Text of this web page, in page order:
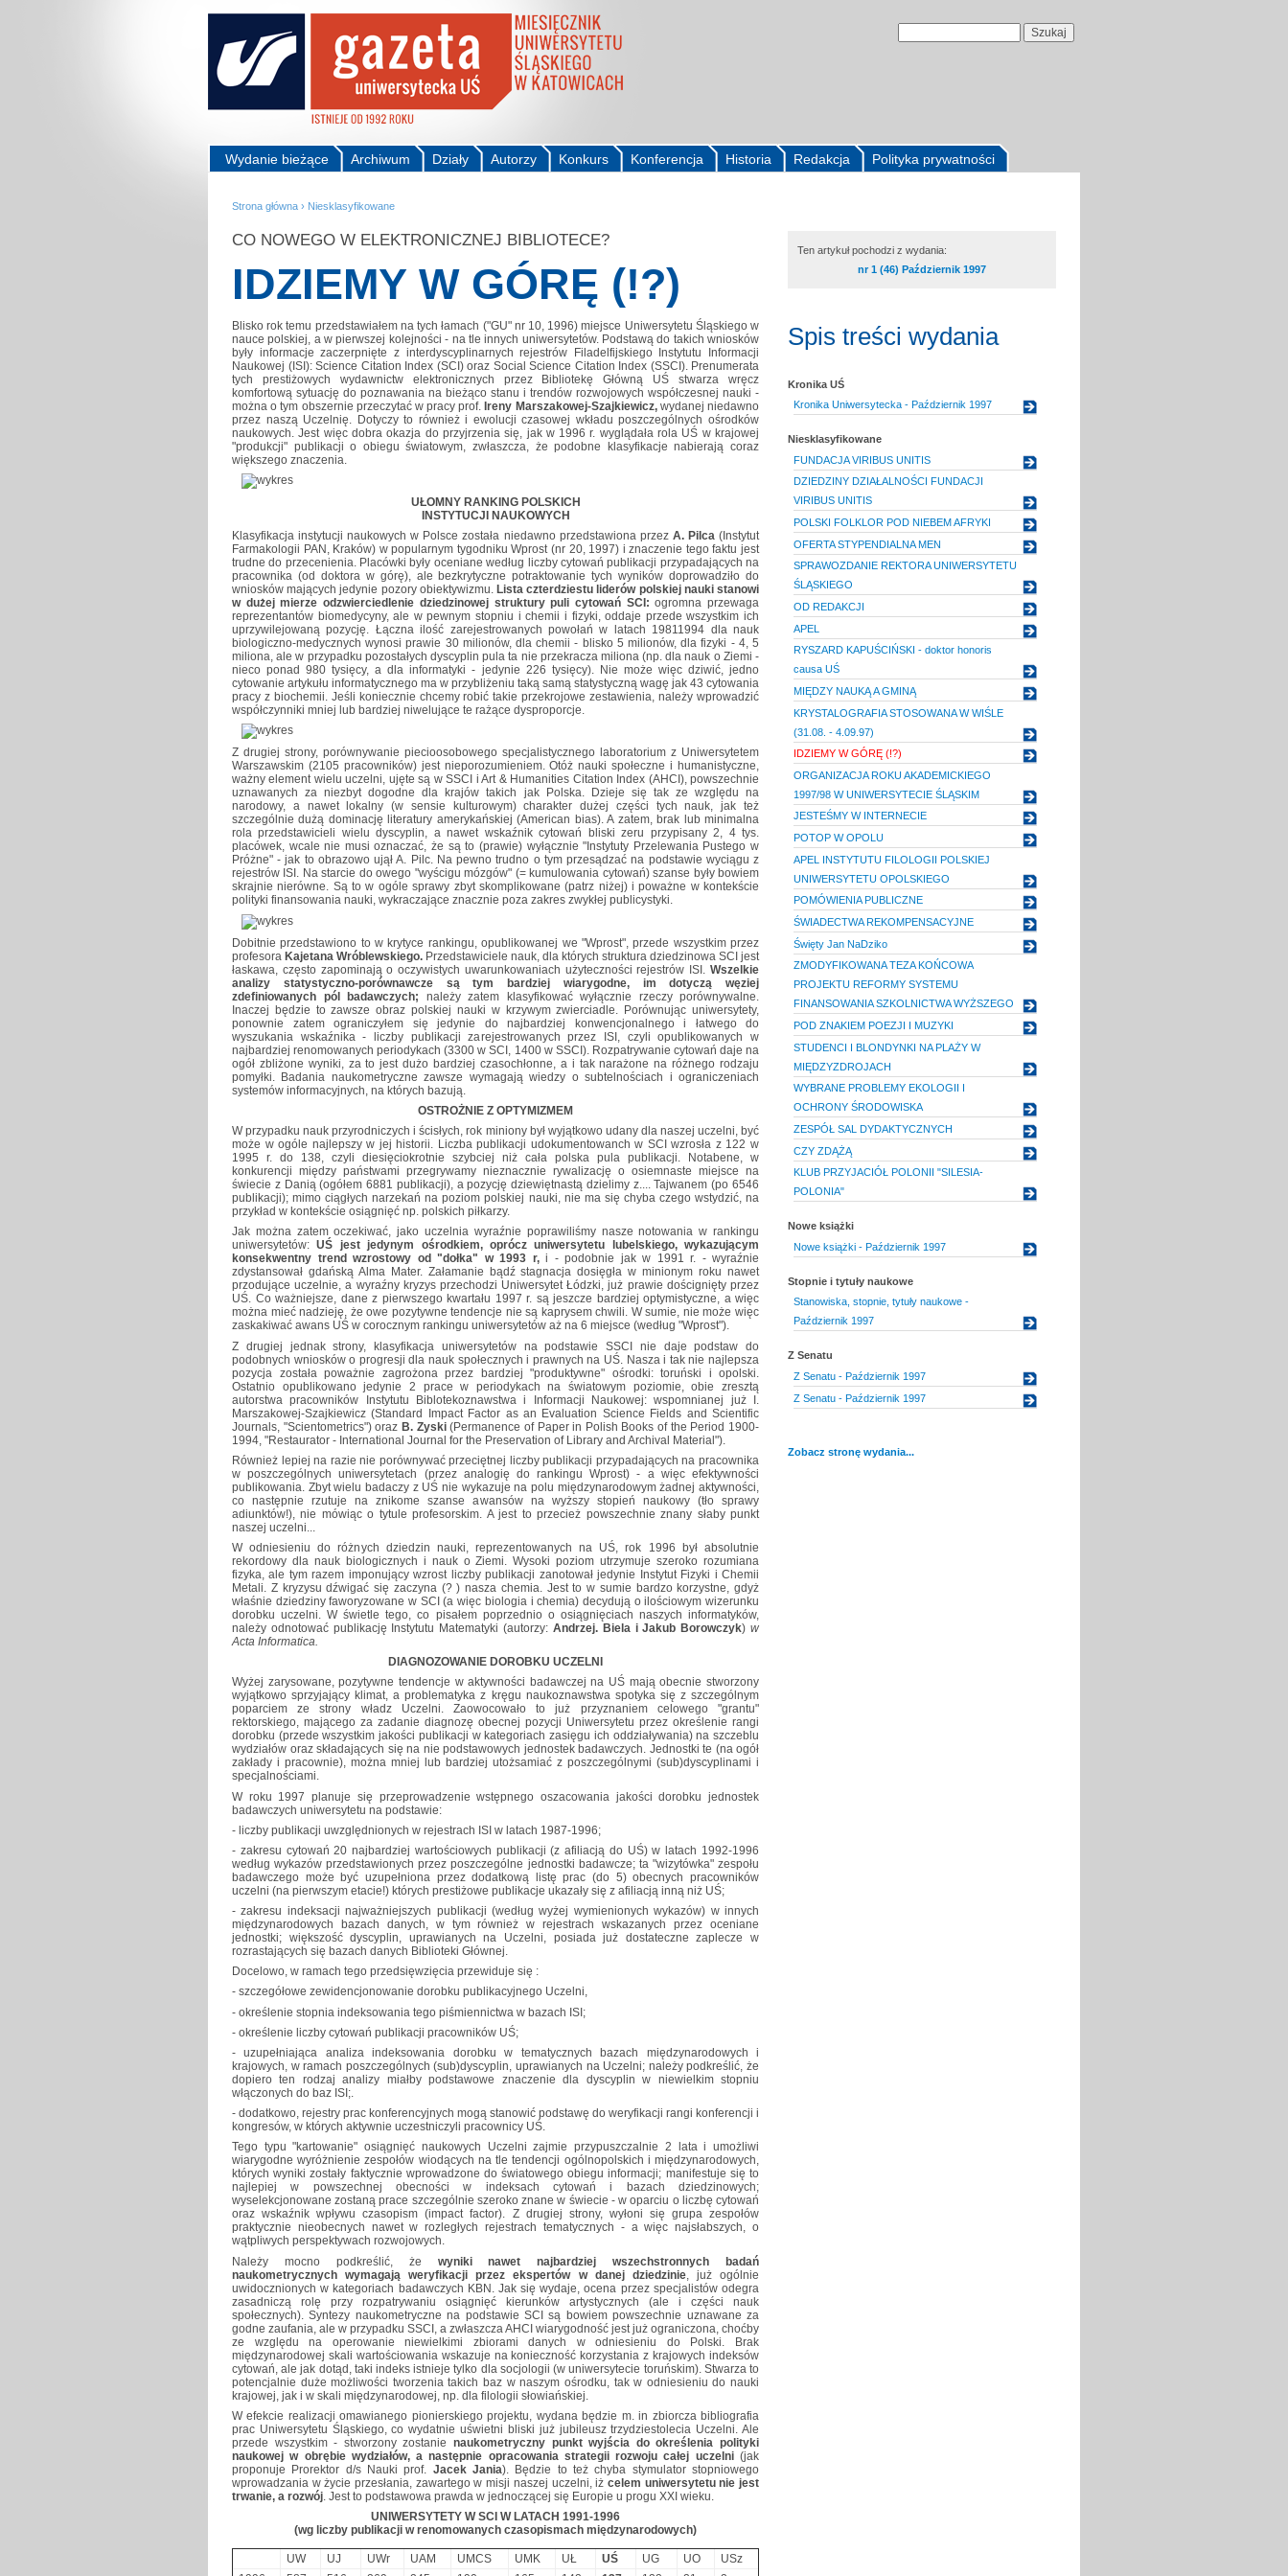
Polityka prywatności
Redakcja
Historia
Konferencja
Konkurs
Autorzy
Działy
Archiwum
Wydanie bieżące
Strona główna › Niesklasyfikowane
CO NOWEGO W ELEKTRONICZNEJ BIBLIOTECE?
IDZIEMY W GÓRĘ (!?)
Blisko rok temu przedstawiałem na tych łamach ("GU" nr 10, 1996) miejsce Uniwersytetu Śląskiego w
nauce polskiej, a w pierwszej kolejności - na tle innych uniwersytetów. Podstawą do takich wniosków
były informacje zaczerpnięte z interdyscyplinarnych rejestrów Filadelfijskiego Instytutu Informacji
Naukowej (ISI): Science Citation Index (SCI) oraz Social Science Citation Index (SSCI). Prenumerata
tych prestiżowych wydawnictw elektronicznych przez Bibliotekę Główną UŚ stwarza wręcz
komfortową sytuację do poznawania na bieżąco stanu i trendów rozwojowych współczesnej nauki -
można o tym obszernie przeczytać w pracy prof.Ireny Marszakowej-Szajkiewicz, wydanej niedawno
przez naszą Uczelnię. Dotyczy to również i ewolucji czasowej wkładu poszczególnych ośrodków
naukowych. Jest więc dobra okazja do przyjrzenia się, jak w 1996 r. wyglądała rola UŚ w krajowej
"produkcji" publikacji o obiegu światowym, zwłaszcza, że podobne klasyfikacje nabierają coraz
większego znaczenia.
UŁOMNY RANKING POLSKICH
INSTYTUCJI NAUKOWYCH
Klasyfikacja instytucji naukowych w Polsce została niedawno przedstawiona przez A. Pilca(Instytut
Farmakologii PAN, Kraków) w popularnym tygodniku Wprost (nr 20, 1997) i znaczenie tego faktu jest
trudne do przecenienia. Placówki były oceniane według liczby cytowań publikacji przypadających na
pracownika (od doktora w górę), ale bezkrytyczne potraktowanie tych wyników doprowadziło do
wniosków mających jedynie pozory obiektywizmu. Lista czterdziestu liderów polskiej nauki stanowi
w dużej mierze odzwierciedlenie dziedzinowej struktury puli cytowań SCI:ogromna przewaga
reprezentantów biomedycyny, ale w pewnym stopniu i chemii i fizyki, oddaje przede wszystkim ich
uprzywilejowaną pozycję. Łączna ilość zarejestrowanych powołań w latach 19811994 dla nauk
biologiczno-medycznych wynosi prawie 30 milionów, dla chemii - blisko 5 milionów, dla fizyki - 4, 5
miliona, ale w przypadku pozostałych dyscyplin pula ta nie przekracza miliona (np. dla nauk o Ziemi -
nieco ponad 980 tysięcy, a dla informatyki - jedynie 226 tysięcy). Nie może więc dziwić, jedno
cytowanie artykułu informatycznego ma w przybliżeniu taką samą statystyczną wagę jak 43 cytowania
pracy z biochemii. Jeśli koniecznie chcemy robić takie przekrojowe zestawienia, należy wprowadzić
współczynniki mniej lub bardziej niwelujące te rażące dysproporcje.
Z drugiej strony, porównywanie piecioosobowego specjalistycznego laboratorium z Uniwersytetem
Warszawskim (2105 pracowników) jest nieporozumieniem. Otóż nauki społeczne i humanistyczne,
ważny element wielu uczelni, ujęte są w SSCI i Art & Humanities Citation Index (AHCI), powszechnie
uznawanych za niezbyt dogodne dla krajów takich jak Polska. Dzieje się tak ze względu na
narodowy, a nawet lokalny (w sensie kulturowym) charakter dużej części tych nauk, jak też
szczególnie dużą dominację literatury amerykańskiej (American bias). A zatem, brak lub minimalna
rola przedstawicieli wielu dyscyplin, a nawet wskaźnik cytowań bliski zeru przypisany 2, 4 tys.
placówek, wcale nie musi oznaczać, że są to (prawie) wyłącznie "Instytuty Przelewania Pustego w
Próżne" - jak to obrazowo ujął A. Pilc. Na pewno trudno o tym przesądzać na podstawie wyciągu z
rejestrów ISI. Na starcie do owego "wyścigu mózgów" (= kumulowania cytowań) szanse były bowiem
skrajnie nierówne. Są to w ogóle sprawy zbyt skomplikowane (patrz niżej) i poważne w kontekście
polityki finansowania nauki, wykraczające znacznie poza zakres zwykłej publicystyki.
Dobitnie przedstawiono to w krytyce rankingu, opublikowanej we "Wprost", przede wszystkim przez
profesora Kajetana Wróblewskiego. Przedstawiciele nauk, dla których struktura dziedzinowa SCI jest
łaskawa, często zapominają o oczywistych uwarunkowaniach użyteczności rejestrów ISI. Wszelkie
analizy statystyczno-porównawcze są tym bardziej wiarygodne, im dotyczą węziej
zdefiniowanych pól badawczych; należy zatem klasyfikować wyłącznie rzeczy porównywalne.
Inaczej będzie to zawsze obraz polskiej nauki w krzywym zwierciadle. Porównując uniwersytety,
ponownie zatem ograniczyłem się jedynie do najbardziej konwencjonalnego i łatwego do
wyszukania wskaźnika - liczby publikacji zarejestrowanych przez ISI, czyli opublikowanych w
najbardziej renomowanych periodykach (3300 w SCI, 1400 w SSCI). Rozpatrywanie cytowań daje na
ogół zbliżone wyniki, za to jest dużo bardziej czasochłonne, a i tak narażone na różnego rodzaju
pomyłki. Badania naukometryczne zawsze wymagają wiedzy o subtelnościach i ograniczeniach
systemów informacyjnych, na których bazują.
OSTROŻNIE Z OPTYMIZMEM
W przypadku nauk przyrodniczych i ścisłych, rok miniony był wyjątkowo udany dla naszej uczelni, być
może w ogóle najlepszy w jej historii. Liczba publikacji udokumentowanch w SCI wzrosła z 122 w
1995 r. do 138, czyli diesięciokrotnie szybciej niż cała polska pula publikacji. Notabene, w
konkurencji między państwami przegrywamy nieznacznie rywalizację o osiemnaste miejsce na
świecie z Danią (ogółem 6881 publikacji), a pozycję dziewiętnastą dzielimy z.... Tajwanem (po 6546
publikacji); mimo ciągłych narzekań na poziom polskiej nauki, nie ma się chyba czego wstydzić, na
przykład w kontekście osiągnięć np. polskich piłkarzy.
Jak można zatem oczekiwać, jako uczelnia wyraźnie poprawiliśmy nasze notowania w rankingu
uniwersytetów:UŚ jest jedynym ośrodkiem, oprócz uniwersytetu lubelskiego, wykazującym
konsekwentny trend wzrostowy od "dołka" w 1993 r, i - podobnie jak w 1991 r. - wyraźnie
zdystansował gdańską Alma Mater. Załamanie bądź stagnacja dosięgła w minionym roku nawet
przodujące uczelnie, a wyraźny kryzys przechodzi Uniwersytet Łódzki, już prawie doścignięty przez
UŚ. Co ważniejsze, dane z pierwszego kwartału 1997 r. są jeszcze bardziej optymistyczne, a więc
można mieć nadzieję, że owe pozytywne tendencje nie są kaprysem chwili. W sumie, nie może więc
zaskakiwać awans UŚ w corocznym rankingu uniwersytetów aż na 6 miejsce (według "Wprost").
Z drugiej jednak strony, klasyfikacja uniwersytetów na podstawie SSCI nie daje podstaw do
podobnych wniosków o progresji dla nauk społecznych i prawnych na UŚ. Nasza i tak nie najlepsza
pozycja została poważnie zagrożona przez bardziej "produktywne" ośrodki: toruński i opolski.
Ostatnio opublikowano jedynie 2 prace w periodykach na światowym poziomie, obie zresztą
autorstwa pracowników Instytutu Biblotekoznawstwa i Informacji Naukowej: wspomnianej już I.
Marszakowej-Szajkiewicz (Standard Impact Factor as an Evaluation Science Fields and Scientific
Journals, "Scientometrics") oraz B. Zyski(Permanence of Paper in Polish Books of the Period 1900-
1994, "Restaurator - International Journal for the Preservation of Library and Archival Material").
Również lepiej na razie nie porównywać przeciętnej liczby publikacji przypadających na pracownika
w poszczególnych uniwersytetach (przez analogię do rankingu Wprost) - a więc efektywności
publikowania. Zbyt wielu badaczy z UŚ nie wykazuje na polu międzynarodowym żadnej aktywności,
co następnie rzutuje na znikome szanse awansów na wyższy stopień naukowy (tło sprawy
adiunktów!), nie mówiąc o tytule profesorskim. A jest to przecież powszechnie znany słaby punkt
naszej uczelni...
W odniesieniu do różnych dziedzin nauki, reprezentowanych na UŚ, rok 1996 był absolutnie
rekordowy dla nauk biologicznych i nauk o Ziemi. Wysoki poziom utrzymuje szeroko rozumiana
fizyka, ale tym razem imponujący wzrost liczby publikacji zanotował jedynie Instytut Fizyki i Chemii
Metali. Z kryzysu dźwigać się zaczyna (? ) nasza chemia. Jest to w sumie bardzo korzystne, gdyż
właśnie dziedziny faworyzowane w SCI (a więc biologia i chemia) decydują o ilościowym wizerunku
dorobku uczelni. W świetle tego, co pisałem poprzednio o osiągnięciach naszych informatyków,
należy odnotować publikację Instytutu Matematyki (autorzy: Andrzej. Biela i Jakub Borowczyk)w
Acta Informatica.
DIAGNOZOWANIE DOROBKU UCZELNI
Wyżej zarysowane, pozytywne tendencje w aktywności badawczej na UŚ mają obecnie stworzony
wyjątkowo sprzyjający klimat, a problematyka z kręgu naukoznawstwa spotyka się z szczególnym
poparciem ze strony władz Uczelni. Zaowocowało to już przyznaniem celowego "grantu"
rektorskiego, mającego za zadanie diagnozę obecnej pozycji Uniwersytetu przez określenie rangi
dorobku (przede wszystkim jakości publikacji w kategoriach zasięgu ich oddziaływania) na szczeblu
wydziałów oraz składających się na nie podstawowych jednostek badawczych. Jednostki te (na ogół
zakłady i pracownie), można mniej lub bardziej utożsamiać z poszczególnymi (sub)dyscyplinami i
specjalnościami.
W roku 1997 planuje się przeprowadzenie wstępnego oszacowania jakości dorobku jednostek
badawczych uniwersytetu na podstawie:
- liczby publikacji uwzględnionych w rejestrach ISI w latach 1987-1996;
- zakresu cytowań 20 najbardziej wartościowych publikacji (z afiliacją do UŚ) w latach 1992-1996
według wykazów przedstawionych przez poszczególne jednostki badawcze; ta "wizytówka" zespołu
badawczego może być uzupełniona przez dodatkową listę prac (do 5) obecnych pracowników
uczelni (na pierwszym etacie!) których prestiżowe publikacje ukazały się z afiliacją inną niż UŚ;
- zakresu indeksacji najważniejszych publikacji (według wyżej wymienionych wykazów) w innych
międzynarodowych bazach danych, w tym również w rejestrach wskazanych przez oceniane
jednostki; większość dyscyplin, uprawianych na Uczelni, posiada już dostateczne zaplecze w
rozrastających się bazach danych Biblioteki Głównej.
Docelowo, w ramach tego przedsięwzięcia przewiduje się :
- szczegółowe zewidencjonowanie dorobku publikacyjnego Uczelni,
- określenie stopnia indeksowania tego piśmiennictwa w bazach ISI;
- określenie liczby cytowań publikacji pracowników UŚ;
- uzupełniająca analiza indeksowania dorobku w tematycznych bazach międzynarodowych i
krajowych, w ramach poszczególnych (sub)dyscyplin, uprawianych na Uczelni; należy podkreślić, że
dopiero ten rodzaj analizy miałby podstawowe znaczenie dla dyscyplin w niewielkim stopniu
włączonych do baz ISI;.
- dodatkowo, rejestry prac konferencyjnych mogą stanowić podstawę do weryfikacji rangi konferencji i
kongresów, w których aktywnie uczestniczyli pracownicy UŚ.
Tego typu "kartowanie" osiągnięć naukowych Uczelni zajmie przypuszczalnie 2 lata i umożliwi
wiarygodne wyróżnienie zespołów wiodących na tle tendencji ogólnopolskich i międzynarodowych,
których wyniki zostały faktycznie wprowadzone do światowego obiegu informacji; manifestuje się to
najlepiej w powszechnej obecności w indeksach cytowań i bazach dziedzinowych;
wyselekcjonowane zostaną prace szczególnie szeroko znane w świecie - w oparciu o liczbę cytowań
oraz wskaźnik wpływu czasopism (impact factor). Z drugiej strony, wyłoni się grupa zespołów
praktycznie nieobecnych nawet w rozległych rejestrach tematycznych - a więc najsłabszych, o
wątpliwych perspektywach rozwojowych.
Należy mocno podkreślić, że wyniki nawet najbardziej wszechstronnych badań
naukometrycznych wymagają weryfikacji przez ekspertów w danej dziedzinie, już ogólnie
uwidocznionych w kategoriach badawczych KBN. Jak się wydaje, ocena przez specjalistów odegra
zasadniczą rolę przy rozpatrywaniu osiągnięć kierunków artystycznych (ale i części nauk
społecznych). Syntezy naukometryczne na podstawie SCI są bowiem powszechnie uznawane za
godne zaufania, ale w przypadku SSCI, a zwłaszcza AHCI wiarygodność jest już ograniczona, choćby
ze względu na operowanie niewielkimi zbiorami danych w odniesieniu do Polski. Brak
międzynarodowej skali wartościowania wskazuje na konieczność korzystania z krajowych indeksów
cytowań, ale jak dotąd, taki indeks istnieje tylko dla socjologii (w uniwersytecie toruńskim). Stwarza to
potencjalnie duże możliwości tworzenia takich baz w naszym ośrodku, tak w odniesieniu do nauki
krajowej, jak i w skali międzynarodowej, np. dla filologii słowiańskiej.
W efekcie realizacji omawianego pionierskiego projektu, wydana będzie m. in zbiorcza bibliografia
prac Uniwersytetu Śląskiego, co wydatnie uświetni bliski już jubileusz trzydziestolecia Uczelni. Ale
przede wszystkim - stworzony zostanie naukometryczny punkt wyjścia do określenia polityki
naukowej w obrębie wydziałów, a następnie opracowania strategii rozwoju całej uczelni (jak
proponuje Prorektor d/s Nauki prof. Jacek Jania). Będzie to też chyba stymulator stopniowego
wprowadzania w życie przesłania, zawartego w misji naszej uczelni, iż celem uniwersytetu nie jest
trwanie, a rozwój . Jest to podstawowa prawda w jednoczącej się Europie u progu XXI wieku.
UNIWERSYTETY W SCI W LATACH 1991-1996
(wg liczby publikacji w renomowanych czasopismach międzynarodowych)
UW UJ UWr UAM UMCS UMK UŁ UŚ UG UO
USz
Ten artykuł pochodzi z wydania:
nr 1 (46) Październik 1997
Spis treści wydania
Kronika UŚ
Kronika Uniwersytecka - Październik 1997
Niesklasyfikowane
FUNDACJA VIRIBUS UNITIS
DZIEDZINY DZIAŁALNOŚCI FUNDACJI
VIRIBUS UNITIS
POLSKI FOLKLOR POD NIEBEM AFRYKI
OFERTA STYPENDIALNA MEN
SPRAWOZDANIE REKTORA UNIWERSYTETU
ŚLĄSKIEGO
OD REDAKCJI
APEL
RYSZARD KAPUŚCIŃSKI - doktor honoris
causa UŚ
MIĘDZY NAUKĄ A GMINĄ
KRYSTALOGRAFIA STOSOWANA W WIŚLE
(31.08. - 4.09.97)
IDZIEMY W GÓRĘ (!?)
ORGANIZACJA ROKU AKADEMICKIEGO
1997/98 W UNIWERSYTECIE ŚLĄSKIM
JESTEŚMY W INTERNECIE
POTOP W OPOLU
APEL INSTYTUTU FILOLOGII POLSKIEJ
UNIWERSYTETU OPOLSKIEGO
POMÓWIENIA PUBLICZNE
ŚWIADECTWA REKOMPENSACYJNE
Święty Jan NaDziko
ZMODYFIKOWANA TEZA KOŃCOWA
PROJEKTU REFORMY SYSTEMU
FINANSOWANIA SZKOLNICTWA WYŻSZEGO
POD ZNAKIEM POEZJI I MUZYKI
STUDENCI I BLONDYNKI NA PLAŻY W
MIĘDZYZDROJACH
WYBRANE PROBLEMY EKOLOGII I
OCHRONY ŚRODOWISKA
ZESPÓŁ SAL DYDAKTYCZNYCH
CZY ZDĄŻĄ
KLUB PRZYJACIÓŁ POLONII "SILESIA-
POLONIA"
Nowe książki
Nowe książki - Październik 1997
Stopnie i tytuły naukowe
Stanowiska, stopnie, tytuły naukowe -
Październik 1997
Z Senatu
Z Senatu - Październik 1997
Z Senatu - Październik 1997
Zobacz stronę wydania...